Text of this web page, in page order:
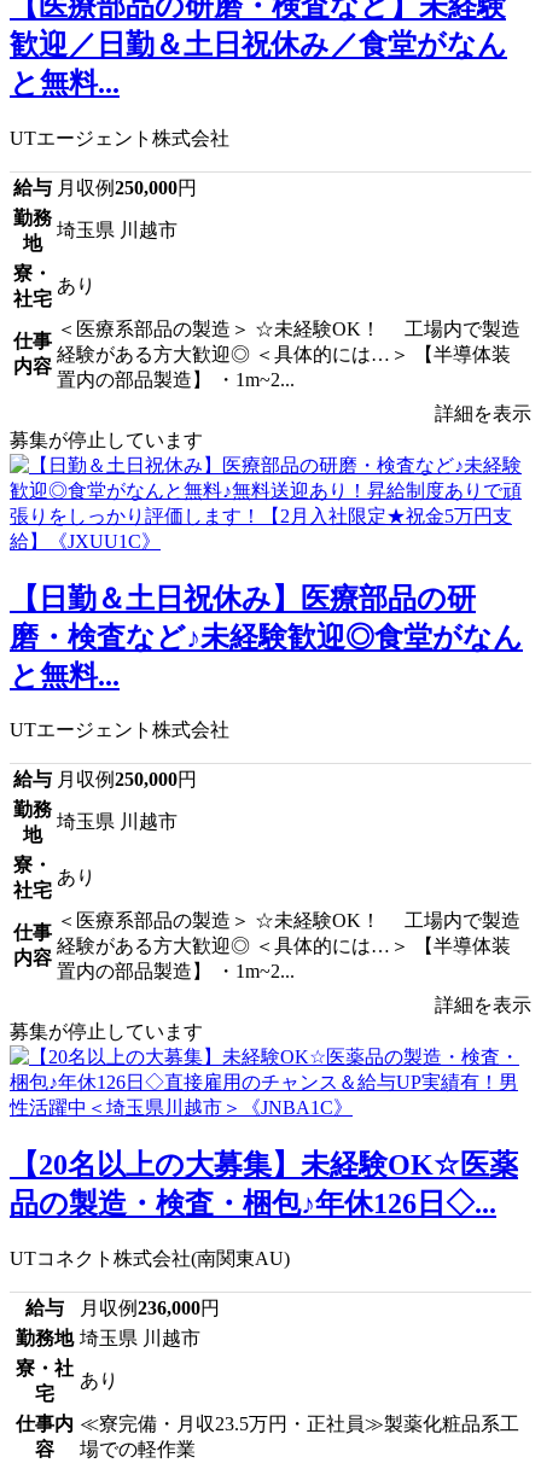
歓迎／日勤＆土日祝休み／食堂がなん
と無料...
UTエージェント株式会社
給与 月収例250,000円
勤務
地
埼玉県 川越市
寮・
社宅
あり
仕事
内容
＜医療系部品の製造＞ ☆未経験OK！ 工場内で製造
経験がある方大歓迎◎ ＜具体的には…＞ 【半導体装
置内の部品製造】 ・1m~2...
詳細を表示
募集が停止しています
【日勤＆土日祝休み】医療部品の研
磨・検査など♪未経験歓迎◎食堂がなん
と無料...
UTエージェント株式会社
給与 月収例250,000円
勤務
地
埼玉県 川越市
寮・
社宅
あり
仕事
内容
＜医療系部品の製造＞ ☆未経験OK！ 工場内で製造
経験がある方大歓迎◎ ＜具体的には…＞ 【半導体装
置内の部品製造】 ・1m~2...
詳細を表示
募集が停止しています
【20名以上の大募集】未経験OK☆医薬
品の製造・検査・梱包♪年休126日◇...
UTコネクト株式会社(南関東AU)
給与 月収例236,000円
勤務地 埼玉県 川越市
寮・社
宅
あり
仕事内
容
≪寮完備・月収23.5万円・正社員≫製薬化粧品系工
場での軽作業